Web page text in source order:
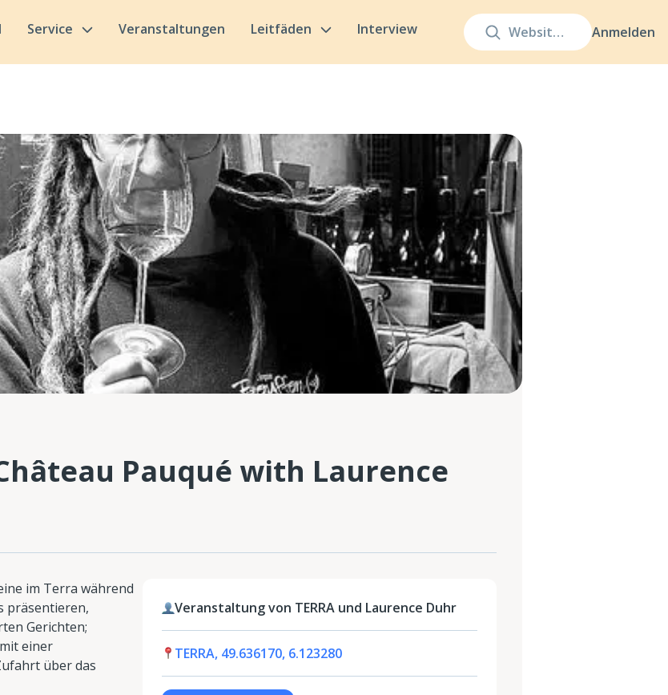
Anmelden
Service Veranstaltungen Leitfäden Interview
Pauqué with Laurence
im Terra während
präsentieren,
Gerichten;
einer
über das
Veranstaltung von TERRA und Laurence Duhr
TERRA, 49.636170, 6.123280